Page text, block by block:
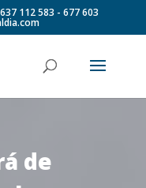
637 112 583 - 677 603
de